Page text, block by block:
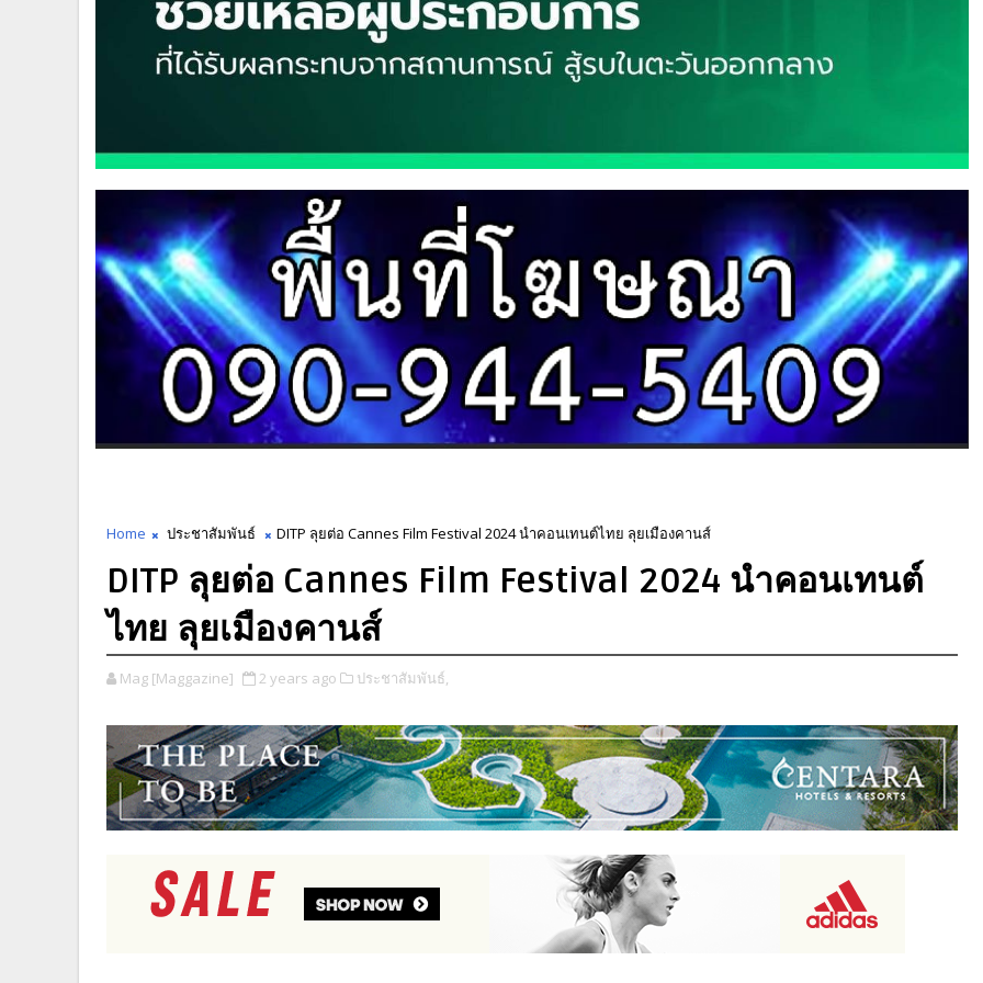
Home ประชาสัมพันธ์ DITP ลุยต่อ Cannes Film Festival 2024 นำคอนเทนต์ไทย ลุยเมืองคานส์
DITP ลุยต่อ Cannes Film Festival 2024 นำคอนเทนต์
ไทย ลุยเมืองคานส์
Mag [Maggazine] 2 years ago ประชาสัมพันธ์,